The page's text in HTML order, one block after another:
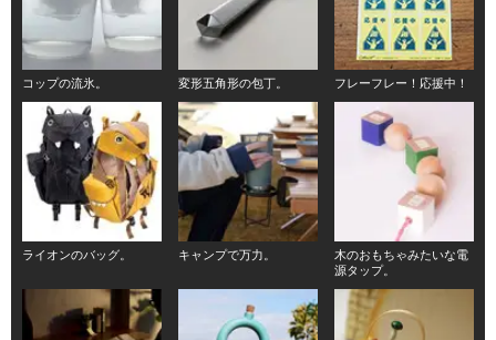
コップの流氷。 変形五角形の包丁。 フレーフレー！応援中！
ライオンのバッグ。 キャンプで万力。
木のおもちゃみたいな電
源タップ。